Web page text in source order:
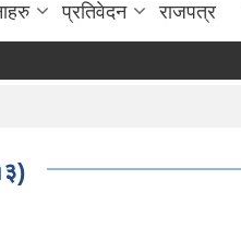
प्रतिवेदन राजपत्र